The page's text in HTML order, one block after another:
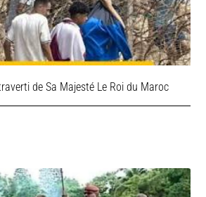
de Sa Majesté Le Roi du Maroc